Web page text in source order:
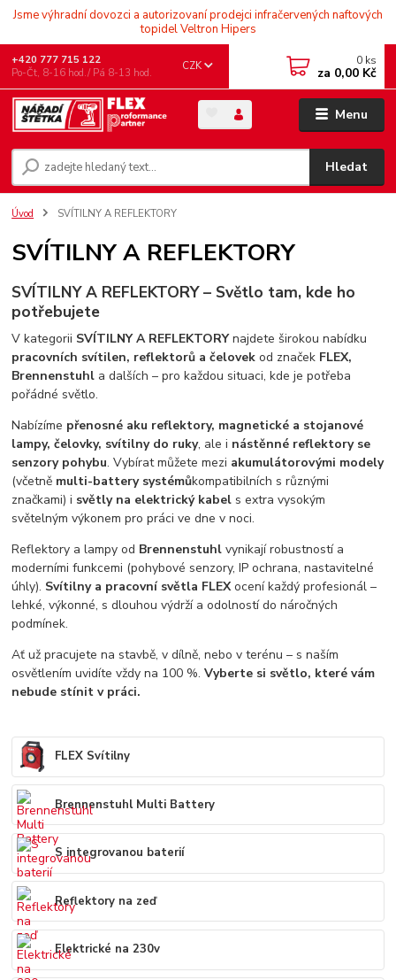
Jsme výhradní dovozci a autorizovaní prodejci infračervených naftových
topidel Veltron Hipers
Menu
CZK
Hledat
+420 777 715 122
Po-Čt, 8-16 hod./ Pá 8-13 hod.
0 ks
za 0,00 Kč
Úvod SVÍTILNY A REFLEKTORY
SVÍTILNY A REFLEKTORY
SVÍTILNY A REFLEKTORY – Světlo tam, kde ho
potřebujete
V kategorii SVÍTILNY A REFLEKTORYnajdete širokou nabídku
pracovních svítilen, reflektorů a čelovek od značek FLEX,
Brennenstuhl a dalších – pro každou situaci, kde je potřeba
pořádné světlo.
Nabízíme přenosné aku reflektory, magnetické a stojanové
lampy, čelovky, svítilny do ruky, ale i nástěnné reflektory se
senzory pohybu. Vybírat můžete mezi akumulátorovými modely
(včetně multi-battery systémůkompatibilních s různými
značkami) i světly na elektrický kabel s extra vysokým
světelným výkonem pro práci ve dne v noci.
Reflektory a lampy od Brennenstuhl vynikají robustností a
moderními funkcemi (pohybové senzory, IP ochrana, nastavitelné
úhly). Svítilny a pracovní světla FLEXocení každý profesionál –
lehké, výkonné, s dlouhou výdrží a odolností do náročných
podmínek.
Ať už pracujete na stavbě, v dílně, nebo v terénu – s naším
osvětlením uvidíte vždy na 100 %.Vyberte si světlo, které vám
nebude stínit v práci.
FLEX Svítilny
Brennenstuhl Multi Battery
S integrovanou baterií
Reflektory na zeď
Elektrické na 230v